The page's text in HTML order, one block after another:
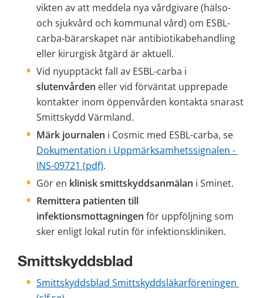
vikten av att meddela nya vårdgivare (hälso-
och sjukvård och kommunal vård) om ESBL-
carba-bärarskapet när antibiotikabehandling
eller kirurgisk åtgärd är aktuell.
slutenvården eller vid förväntat upprepade
kontakter inom öppenvården kontakta snarast
Smittskydd Värmland.
Märk journalen
Dokumentation i Uppmärksamhetssignalen -
INS-09721 pdf, 947 kB.
(pdf)pdf, 947 kB.
.
Gör en klinisk smittskyddsanmälan i Sminet.
Remittera patienten till
infektionsmottagningen för uppföljning som
sker enligt lokal rutin för infektionskliniken.
Smittskyddsblad
Smittskyddsblad Smittskyddsläkarföreningen